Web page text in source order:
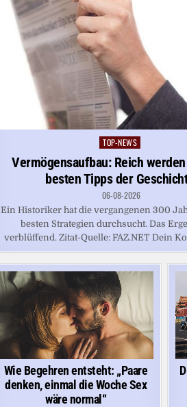
Posted
TOP-NEWS
Vermögensaufbau: Reich
besten Tipps der
06-08-2026
Ein Historiker hat die vergangenen 300
besten Strategien durchsucht. Das
verblüffend. Zitat-Quelle: FAZ.NET Dein
Wie Begehren entsteht: „Paare
denken, einmal die Woche Sex
wäre normal“